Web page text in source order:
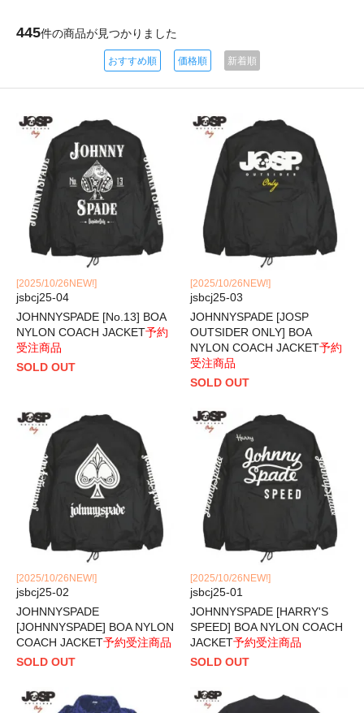
445件の商品が見つかりました
おすすめ順 価格順 新着順
[2025/10/26NEW!]
jsbcj25-04
JOHNNYSPADE [No.13] BOA
NYLON COACH JACKET予約
受注商品
SOLD OUT
[2025/10/26NEW!]
jsbcj25-03
JOHNNYSPADE [JOSP
OUTSIDER ONLY] BOA
NYLON COACH JACKET予約
受注商品
SOLD OUT
[2025/10/26NEW!]
jsbcj25-02
JOHNNYSPADE
[JOHNNYSPADE] BOA NYLON
COACH JACKET予約受注商品
SOLD OUT
[2025/10/26NEW!]
jsbcj25-01
JOHNNYSPADE [HARRY'S
SPEED] BOA NYLON COACH
JACKET予約受注商品
SOLD OUT